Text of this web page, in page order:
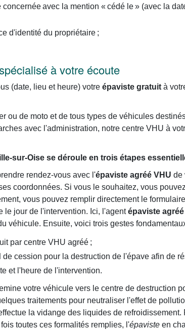
avec la mention « cédé le » (avec la
d'identité du propriétaire ;
à votre écoute
(date, lieu et heure) votre épaviste gratuit à
ou de moto et de tous types de véhicules
avec l'administration, notre centre VHU à
sur-Oise se déroule en trois étapes
rendez-vous avec l'épaviste agréé VHU de
coordonnées. Si vous le souhaitez, vous
vous pouvez remplir directement le
le jour de l'intervention. Ici, l'agentépaviste agréé
véhicule. Ensuite, voici trois gestes
par centre VHU agréé ;
cession pour la destruction de l'épave afin de
et l'heure de l'intervention.
votre véhicule vers le centre de destruction
traitements pour neutraliser l'effet de
la vidange des liquides de
toutes ces formalités remplies, l'épaviste en